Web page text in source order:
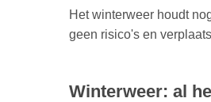
Het winterweer houdt
geen risico's en
Winterweer: al